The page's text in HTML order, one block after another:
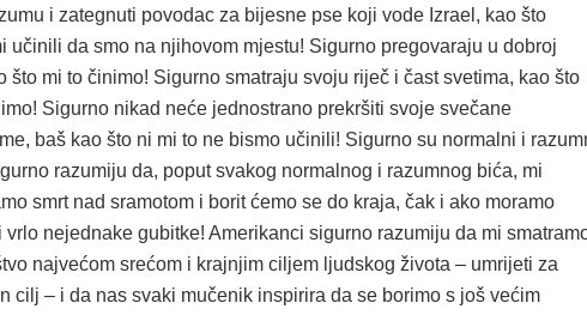
i zategnuti povodac za bijesne pse koji vode Izrael, kao što
učinili da smo na njihovom mjestu! Sigurno pregovaraju u dobroj
što mi to činimo! Sigurno smatraju svoju riječ i čast svetima, kao što
Sigurno nikad neće jednostrano prekršiti svoje svečane
baš kao što ni mi to ne bismo učinili! Sigurno su normalni i
razumiju da, poput svakog normalnog i razumnog bića, mi
smrt nad sramotom i borit ćemo se do kraja, čak i ako moramo
vrlo nejednake gubitke! Amerikanci sigurno razumiju da mi
najvećom srećom i krajnjim ciljem ljudskog života – umrijeti za
cilj – i da nas svaki mučenik inspirira da se borimo s još većim